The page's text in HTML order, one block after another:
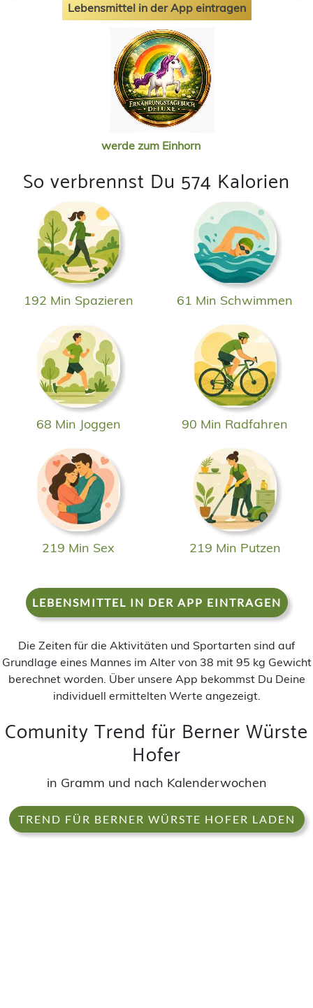
Lebensmittel in der App eintragen
werde zum Einhorn
So verbrennst Du 574 Kalorien
192 Min Spazieren 61 Min Schwimmen
68 Min Joggen 90 Min Radfahren
219 Min Sex 219 Min Putzen
LEBENSMITTEL IN DER APP EINTRAGEN
Die Zeiten für die Aktivitäten und Sportarten sind auf
Grundlage eines Mannes im Alter von 38 mit 95 kg Gewicht
berechnet worden. Über unsere App bekommst Du Deine
individuell ermittelten Werte angezeigt.
Comunity Trend für Berner Würste
Hofer
in Gramm und nach Kalenderwochen
TREND FÜR BERNER WÜRSTE HOFER LADEN